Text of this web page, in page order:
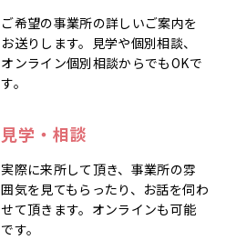
ご希望の事業所の詳しいご案内を
お送りします。見学や個別相談、
オンライン個別相談からでもOKで
す。
見学・相談
実際に来所して頂き、事業所の雰
囲気を見てもらったり、お話を伺わ
せて頂きます。オンラインも可能
です。